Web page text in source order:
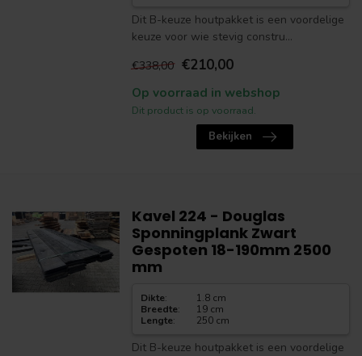
Dit B-keuze houtpakket is een voordelige
keuze voor wie stevig constru...
€338,00 €210,00
Op voorraad in webshop
Dit product is op voorraad.
Bekijken
Kavel 224 - Douglas
Sponningplank Zwart
Gespoten 18-190mm 2500
mm
Dikte:
1.8 cm
Breedte:
19 cm
Lengte: 250 cm
Dit B-keuze houtpakket is een voordelige